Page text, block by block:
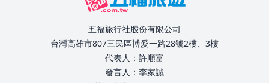
五福旅行社股份有限公司
台灣高雄市807三民區博愛一路28號2樓、3樓
代表人：許順富
發言人：李家誠